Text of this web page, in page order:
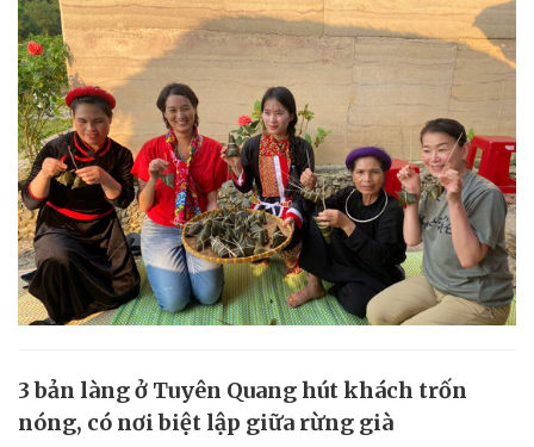
3 bản làng ở Tuyên Quang hút khách trốn
nóng, có nơi biệt lập giữa rừng già